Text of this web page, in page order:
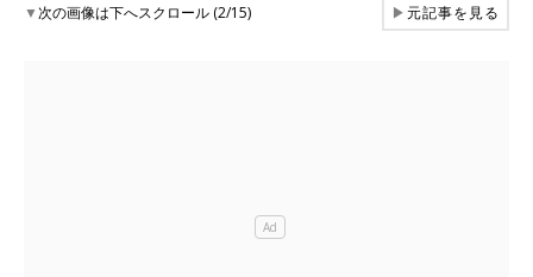
▼次の画像は下へスクロール (2/15) ▶元記事を見る